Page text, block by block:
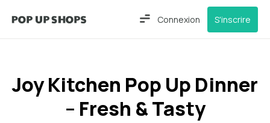
Connexion S'inscrire
Joy Kitchen Pop Up Dinner
– Fresh & Tasty